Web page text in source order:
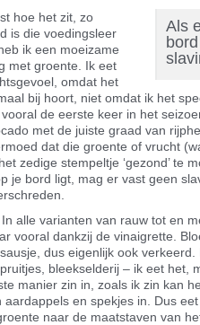
Als
hoe het zit, zo
is die voedingsleer
ik een moeizame
met groente. Ik eet
omdat het
bij hoort, niet omdat ik het
de eerste keer in het
met de juiste graad van
dat die groente of vrucht
zedige stempeltje ‘gezond’ te
je bord ligt, mag er vast geen
alle varianten van rauw tot en
vooral dankzij de vinaigrette.
dus eigenlijk ook
bleekselderij – ik eet het,
manier zin in, zoals ik zin kan
aardappels en spekjes in. Dus
naar de maatstaven van